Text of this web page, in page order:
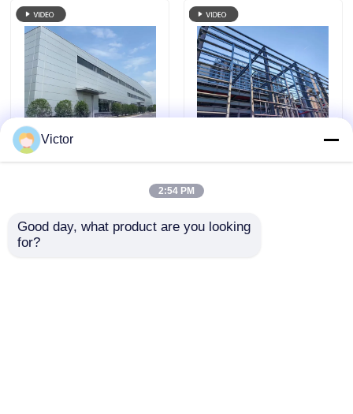
多角鋼筋構造工房 区分
お問い合わせを送信
ボルト接続 簡単に設置
貯蔵 用途
お問い合わせを送信
Victor
2:54 PM
Good day, what product are you looking
for?